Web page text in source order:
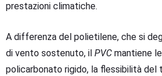
prestazioni climatiche.
A differenza del polietilene, che si
di vento sostenuto, il PVC mantiene
policarbonato rigido, la flessibilità